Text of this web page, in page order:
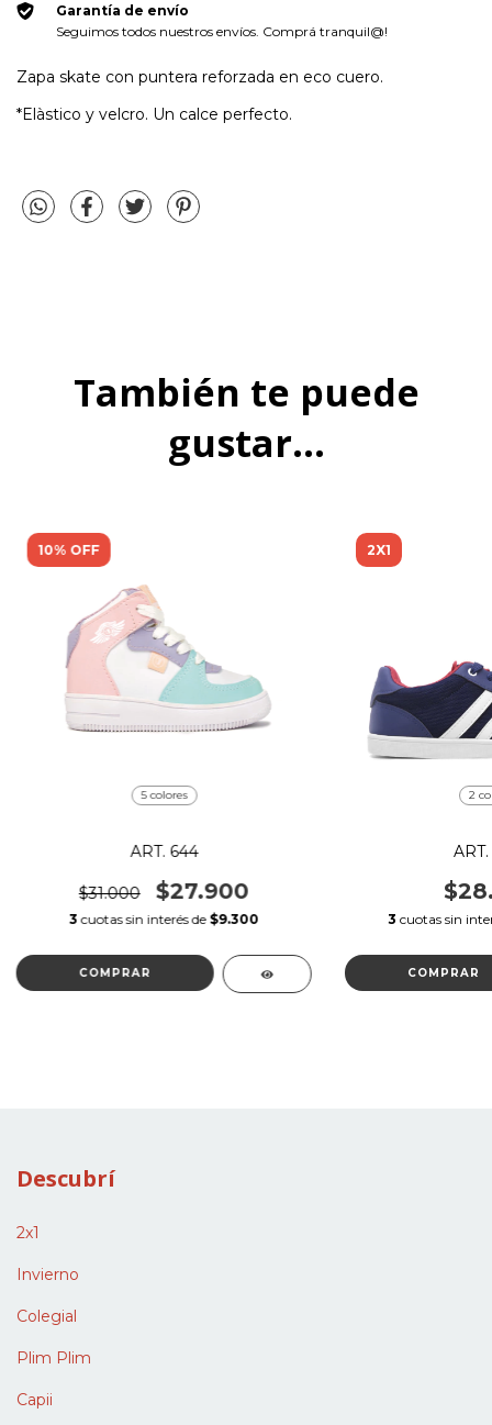
Garantía de envío
Seguimos todos nuestros envíos. Comprá tranquil@!
Zapa skate con puntera reforzada en eco cuero.
*Elàstico y velcro. Un calce perfecto.
También te puede
gustar...
10% OFF
5 colores
ART. 644
$31.000 $27.900
3 cuotas sin interés de $9.300
COMPRAR
2X1
2
3 cuotas sin
COMPRAR
Descubrí
2x1
Invierno
Colegial
Plim Plim
Capii